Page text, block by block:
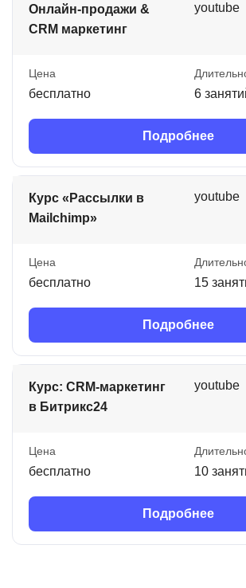
Онлайн-продажи &
CRM маркетинг
youtube
Цена
бесплатно 6
Подробнее
Курс «Рассылки в
Mailchimp»
youtube
Цена
бесплатно 15
Подробнее
Курс: CRM-маркетинг
в Битрикс24
youtube
Цена
бесплатно 10
Подробнее